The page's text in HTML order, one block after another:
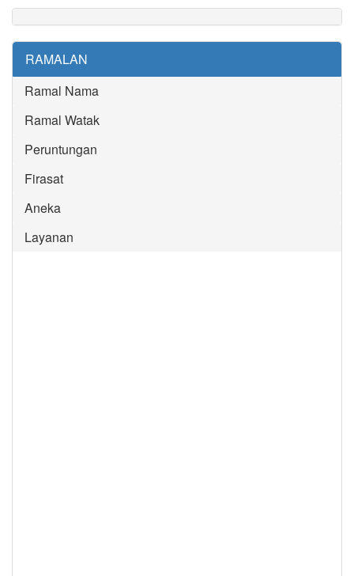
RAMALAN
Ramal Nama
Ramal Watak
Peruntungan
Firasat
Aneka
Layanan